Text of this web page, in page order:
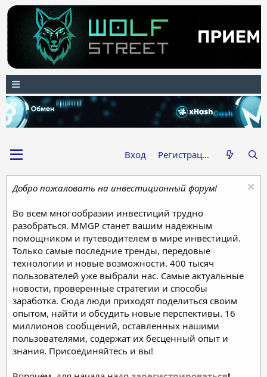
Вход Регистрация
Добро пожаловать на инвестиционный форум!
Во всем многообразии инвестиций трудно
разобраться. MMGP станет вашим надежным
помощником и путеводителем в мире инвестиций.
Только самые последние тренды, передовые
технологии и новые возможности. 400 тысяч
пользователей уже выбрали нас. Самые актуальные
новости, проверенные стратегии и способы
заработка. Сюда люди приходят поделиться своим
опытом, найти и обсудить новые перспективы. 16
миллионов сообщений, оставленных нашими
пользователями, содержат их бесценный опыт и
знания. Присоединяйтесь и вы!